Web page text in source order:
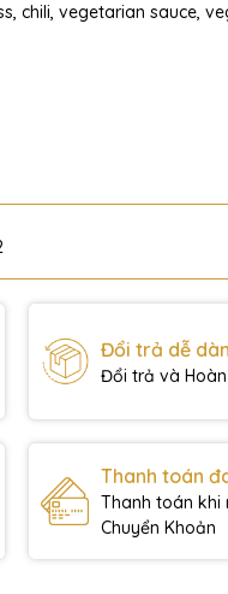
chili, vegetarian sauce,
Đổi trả dễ
Đổi trả và
Thanh toán
Thanh toán khi
Chuyển Khoản